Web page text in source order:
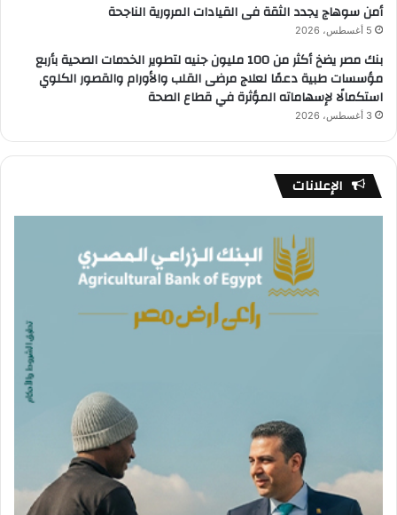
أمن سوهاج يجدد الثقة فى القيادات المرورية الناجحة
5 أغسطس، 2026
بنك مصر يضخ أكثر من 100 مليون جنيه لتطوير الخدمات الصحية بأربع
مؤسسات طبية دعمًا لعلاج مرضى القلب والأورام والقصور الكلوي
استكمالًا لإسهاماته المؤثرة في قطاع الصحة
3 أغسطس، 2026
الإعلانات